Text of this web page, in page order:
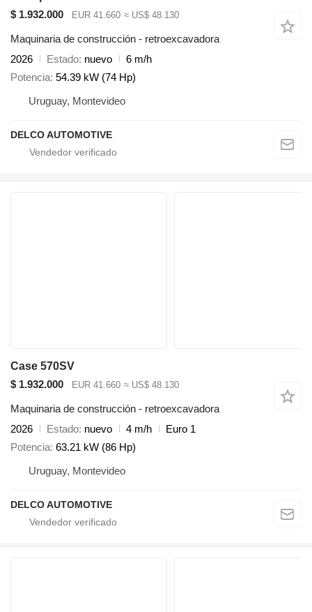
$ 1.932.000
EUR 41.660 ≈ US$ 48.130
Maquinaria de construcción - retroexcavadora
2026
Estado nuevo
6 m/h
Potencia 54.39 kW (74 Hp)
Uruguay, Montevideo
DELCO AUTOMOTIVE
Case 570SV
$ 1.932.000
EUR 41.660 ≈ US$ 48.130
Maquinaria de construcción - retroexcavadora
2026
Estado nuevo 4 m/h
Euro 1
Potencia 63.21 kW (86 Hp)
Uruguay, Montevideo
DELCO AUTOMOTIVE